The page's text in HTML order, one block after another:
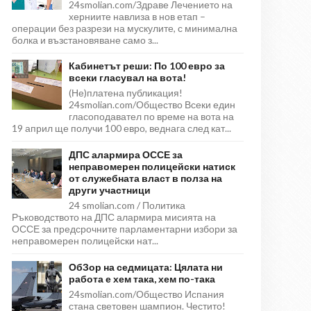
24smolian.com/Здраве Лечението на
херниите навлиза в нов етап –
операции без разрези на мускулите, с минимална
болка и възстановяване само з...
Кабинетът реши: По 100 евро за
всеки гласувал на вота!
(Не)платена публикация!
24smolian.com/Общество Всеки един
гласоподавател по време на вота на
19 април ще получи 100 евро, веднага след кат...
ДПС алармира ОССЕ за
неправомерен полицейски натиск
от служебната власт в полза на
други участници
24 smolian.com / Политика
Ръководството на ДПС алармира мисията на
ОССЕ за предсрочните парламентарни избори за
неправомерен полицейски нат...
ОбЗор на седмицата: Цялата ни
работа е хем така, хем по-така
24smolian.com/Общество Испания
стана световен шампион. Честито!